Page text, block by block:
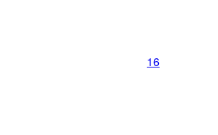
16